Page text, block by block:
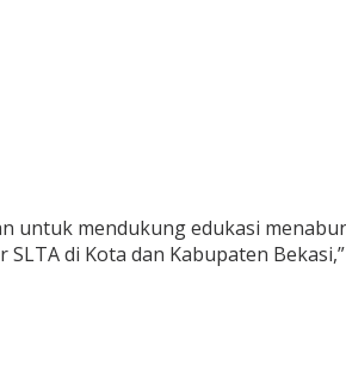
untuk mendukung edukasi
di Kota dan Kabupaten